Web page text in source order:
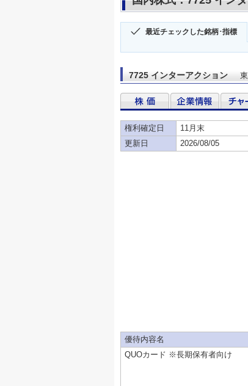
最近チェックした銘柄･指標
7725 インターアクション
権利確定日
11月末
更新日
2026/08/05
優待内容名
QUOカード ※長期保有者向け